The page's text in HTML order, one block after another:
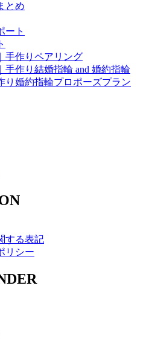
とめ
ート
手作りペアリング
手作り結婚指輪 and 婚約指輪
り婚約指輪プロポーズプラン
する表記
リシー